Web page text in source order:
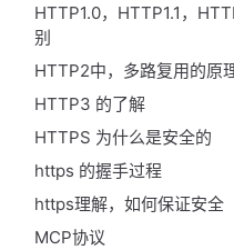
HTTP1.0，HTTP1.1，
别
HTTP2中，多路复用的原
HTTP3 的了解
HTTPS 为什么是安全的
https 的握手过程
https理解，如何保证安全
MCP协议